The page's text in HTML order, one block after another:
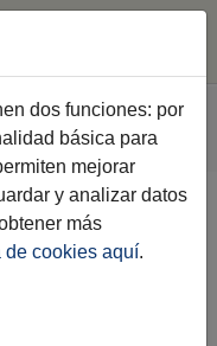
dos funciones: por
básica para
mejorar
y analizar datos
más
de cookies aquí.